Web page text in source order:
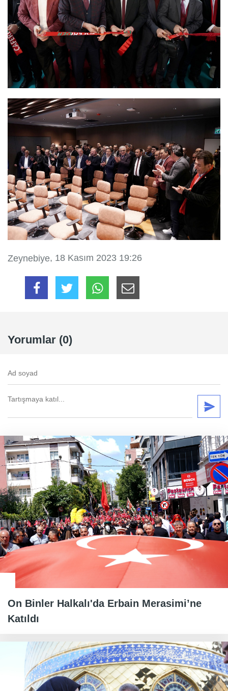
Zeynebiye, 18 Kasım 2023 19:26
Yorumlar (0)
On Binler Halkalı'da Erbain Merasimi’ne
Katıldı